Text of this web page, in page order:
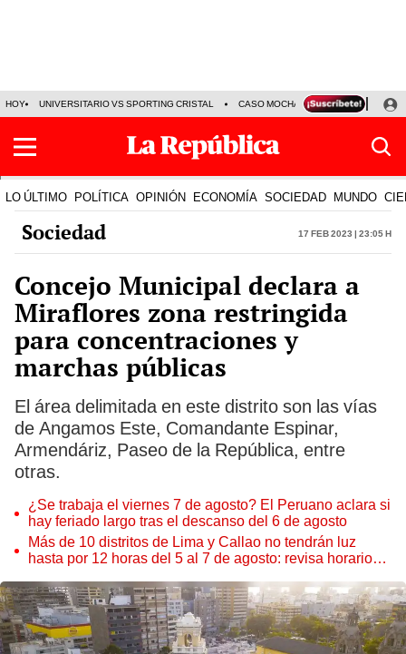
HOY UNIVERSITARIO VS SPORTING CRISTAL CASO MOCHASUELDOS
LO ÚLTIMO POLÍTICA OPINIÓN ECONOMÍA SOCIEDAD MUNDO
Sociedad 17 Feb 2023 | 23:05 h
Concejo Municipal declara a
Miraflores zona restringida
para concentraciones y
marchas públicas
El área delimitada en este distrito son las vías
de Angamos Este, Comandante Espinar,
Armendáriz, Paseo de la República, entre
otras.
¿Se trabaja el viernes 7 de agosto? El Peruano aclara si
hay feriado largo tras el descanso del 6 de agosto
Más de 10 distritos de Lima y Callao no tendrán luz
hasta por 12 horas del 5 al 7 de agosto: revisa horarios y